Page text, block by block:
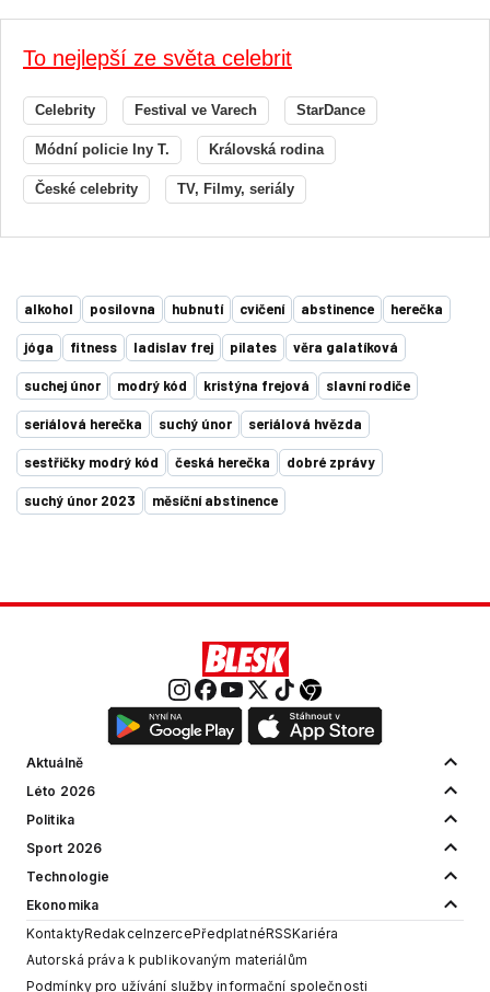
To nejlepší ze světa celebrit
Celebrity Festival ve Varech StarDance
Módní policie Iny T. Královská rodina
České celebrity TV, Filmy, seriály
alkohol posilovna hubnutí cvičení abstinence herečka
jóga fitness ladislav frej pilates věra galatíková
suchej únor modrý kód kristýna frejová slavní rodiče
seriálová herečka suchý únor seriálová hvězda
sestřičky modrý kód česká herečka dobré zprávy
suchý únor 2023 měsíční abstinence
Aktuálně
Léto 2026
Politika
Sport 2026
Technologie
Ekonomika
KontaktyRedakceInzercePředplatnéRSSKariéra
Autorská práva k publikovaným materiálům
Podmínky pro užívání služby informační společnosti